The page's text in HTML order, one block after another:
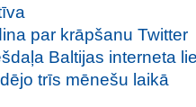
par krāpšanu Twitter
Baltijas interneta
trīs mēnešu laikā